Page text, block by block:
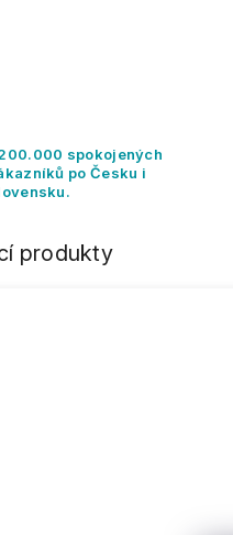
spokojených
po Česku i
produkty